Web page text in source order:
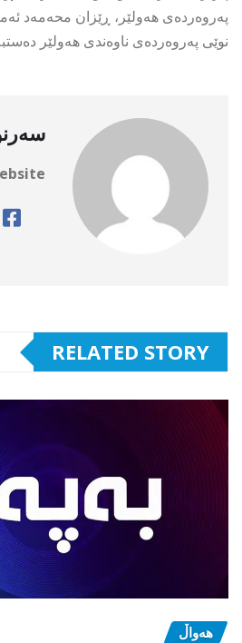
پەروەردەی هەولێر، ڕێزان محەمەد
نوێی پەروەردەی ناوەندی هەولێر
RELATED STORY
هەواڵ